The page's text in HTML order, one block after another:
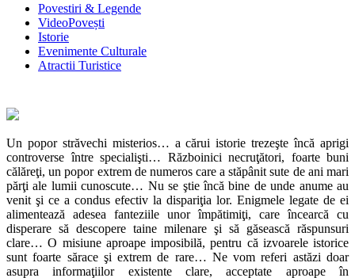
Povestiri & Legende
VideoPovești
Istorie
Evenimente Culturale
Atractii Turistice
Un popor străvechi misterios… a cărui istorie trezeşte încă aprigi
controverse între specialişti… Războinici necruţători, foarte buni
călăreţi, un popor extrem de numeros care a stăpânit sute de ani mari
părţi ale lumii cunoscute… Nu se ştie încă bine de unde anume au
venit şi ce a condus efectiv la dispariţia lor. Enigmele legate de ei
alimentează adesea fanteziile unor împătimiţi, care încearcă cu
disperare să descopere taine milenare şi să găsească răspunsuri
clare… O misiune aproape imposibilă, pentru că izvoarele istorice
sunt foarte sărace şi extrem de rare… Ne vom referi astăzi doar
asupra informaţiilor existente clare, acceptate aproape în